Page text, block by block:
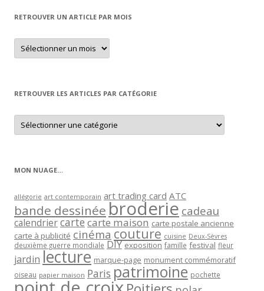
RETROUVER UN ARTICLE PAR MOIS
Retrouver
un
article
RETROUVER LES ARTICLES PAR CATÉGORIE
Retrouver
les
articles
MON NUAGE…
allégorie art contemporain art trading card ATC
bande dessinée broderie cadeau
calendriercartecarte maison carte postale ancienne
carte à publicité cinéma couture cuisine Deux-Sèvres
deuxième guerre mondiale DIY exposition famille festival fleur
jardin lecture marque-page monument commémoratif
oiseau papier maison Paris patrimoine pochette